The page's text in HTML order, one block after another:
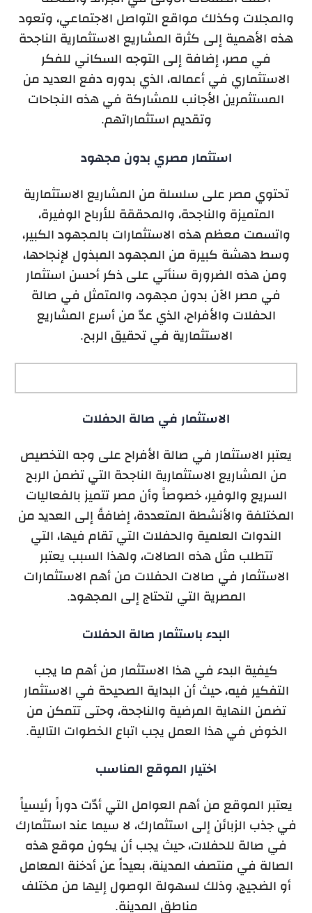
والمجلات وكذلك مواقع التواصل الاجتماعي، وتعود
هذه الأهمية إلى كثرة المشاريع الاستثمارية الناجحة
في مصر، إضافة إلى التوجه السكاني للفكر
الاستثماري في أعماله، الذي بدوره دفع العديد من
المستثمرين الأجانب للمشاركة في هذه النجاحات
وتقديم استثماراتهم.
استثمار مصري بدون مجهود
تحتوي مصر على سلسلة من المشاريع الاستثمارية
المتميزة والناجحة، والمحققة للأرباح الوفيرة،
واتسمت معظم هذه الاستثمارات بالمجهود الكبير،
وسط دهشة كبيرة من المجهود المبذول لإنجاحها،
ومن هذه الضرورة سنأتي على ذكر أحسن استثمار
في مصر الآن بدون مجهود، والمتمثل في صالة
الحفلات والأفراح، الذي عدّ من أسرع المشاريع
الاستثمارية في تحقيق الربح.
الاستثمار في صالة الحفلات
يعتبر الاستثمار في صالة الأفراح على وجه التخصيص
من المشاريع الاستثمارية الناجحة التي تضمن الربح
السريع والوفير، خصوصاً وأن مصر تتميز بالفعاليات
المختلفة والأنشطة المتعددة، إضافةً إلى العديد من
الندوات العلمية والحفلات التي تقام فيها، التي
تتطلب مثل هذه الصالات، ولهذا السبب يعتبر
الاستثمار في صالات الحفلات من أهم الاستثمارات
المصرية التي لتحتاج إلى المجهود.
البدء باستثمار صالة الحفلات
كيفية البدء في هذا الاستثمار من أهم ما يجب
التفكير فيه، حيث أن البداية الصحيحة في الاستثمار
تضمن النهاية المرضية والناجحة، وحتى تتمكن من
الخوض في هذا العمل يجب اتباع الخطوات التالية.
اختيار الموقع المناسب
يعتبر الموقع من أهم العوامل التي أدّت دوراً رئيسياً
في جذب الزبائن إلى استثمارك، لا سيما عند استثمارك
في صالة للحفلات، حيث يجب أن يكون موقع هذه
الصالة في منتصف المدينة، بعيداً عن أدخنة المعامل
أو الضجيج، وذلك لسهولة الوصول إليها من مختلف
مناطق المدينة.